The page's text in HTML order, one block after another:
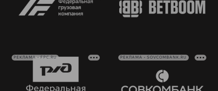
РЕКЛАМА • FPC.RU РЕКЛАМА • SOVCOMBANK.RU